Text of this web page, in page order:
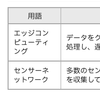
用語
エッジコン
ピューティ
ング
データを
処理し、
センサーネ
ットワーク
多数のセ
を収集し